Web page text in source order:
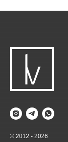
© 2012 - 2026